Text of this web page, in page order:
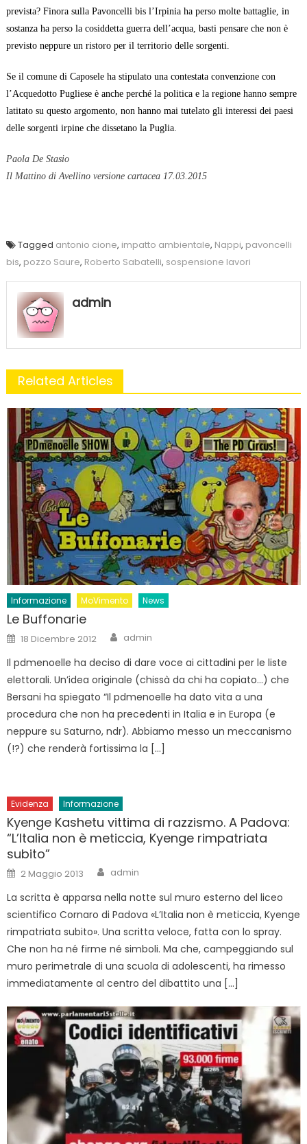
prevista? Finora sulla Pavoncelli bis l’Irpinia ha perso molte battaglie, in
sostanza ha perso la cosiddetta guerra dell’acqua, basti pensare che non è
previsto neppure un ristoro per il territorio delle sorgenti.
Se il comune di Caposele ha stipulato una contestata convenzione con
l’Acquedotto Pugliese è anche perché la politica e la regione hanno sempre
latitato su questo argomento, non hanno mai tutelato gli interessi dei paesi
delle sorgenti irpine che dissetano la Puglia.
Paola De Stasio
Il Mattino di Avellino versione cartacea 17.03.2015
Tagged antonio cione, impatto ambientale, Nappi, pavoncelli
bis, pozzo Saure, Roberto Sabatelli, sospensione lavori
admin
Related Articles
Informazione MoVimento News
Le Buffonarie
Posted
on
18 Dicembre 2012 Author
admin
Il pdmenoelle ha deciso di dare voce ai cittadini per le liste
elettorali. Un’idea originale (chissà da chi ha copiato…) che
Bersani ha spiegato “Il pdmenoelle ha dato vita a una
procedura che non ha precedenti in Italia e in Europa (e
neppure su Saturno, ndr). Abbiamo messo un meccanismo
(!?) che renderà fortissima la […]
Evidenza Informazione
Kyenge Kashetu vittima di razzismo. A Padova:
“L’Italia non è meticcia, Kyenge rimpatriata
subito”
Posted
on
2 Maggio 2013 Author
admin
La scritta è apparsa nella notte sul muro esterno del liceo
scientifico Cornaro di Padova «L’Italia non è meticcia, Kyenge
rimpatriata subito». Una scritta veloce, fatta con lo spray.
Che non ha né firme né simboli. Ma che, campeggiando sul
muro perimetrale di una scuola di adolescenti, ha rimesso
immediatamente al centro del dibattito una […]